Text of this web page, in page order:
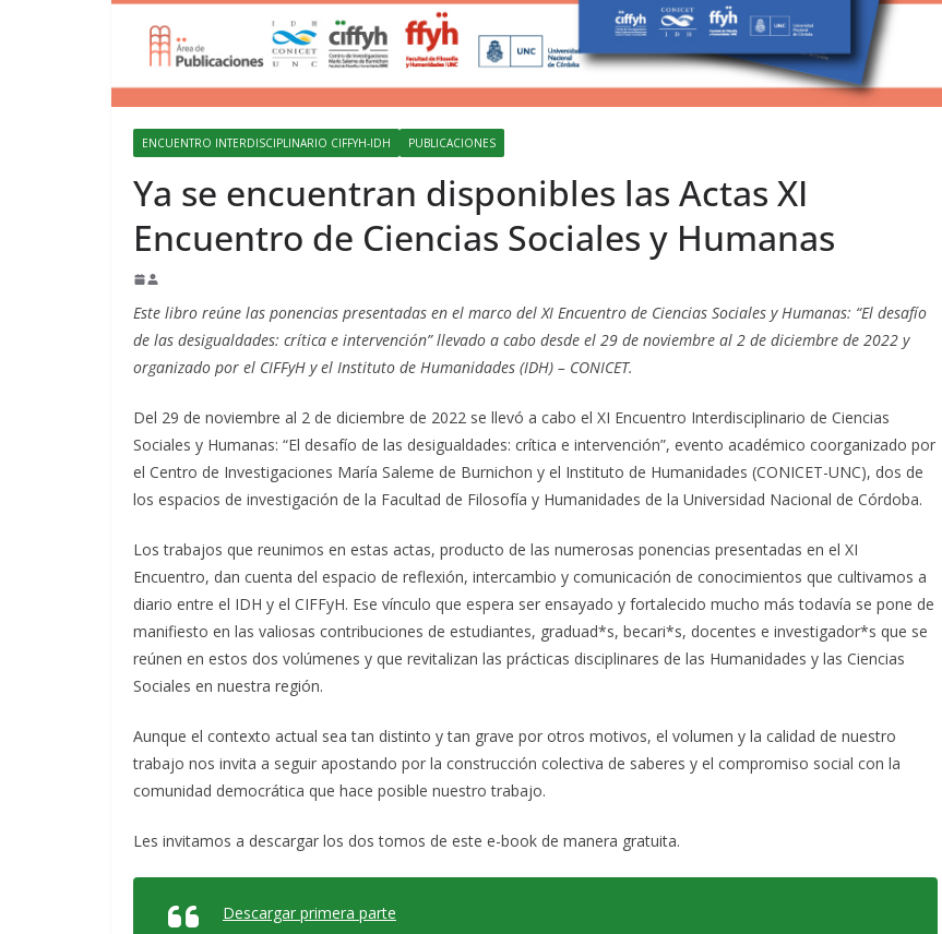
ENCUENTRO INTERDISCIPLINARIO CIFFYH-IDH PUBLICACIONES
Ya se encuentran disponibles las Actas XI
Encuentro de Ciencias Sociales y Humanas
Este libro reúne las ponencias presentadas en el marco del XI Encuentro de Ciencias Sociales y Humanas: “El desafío
de las desigualdades: crítica e intervención” llevado a cabo desde el 29 de noviembre al 2 de diciembre de 2022 y
organizado por el CIFFyH y el Instituto de Humanidades (IDH) – CONICET.
Del 29 de noviembre al 2 de diciembre de 2022 se llevó a cabo el XI Encuentro Interdisciplinario de Ciencias
Sociales y Humanas: “El desafío de las desigualdades: crítica e intervención”, evento académico coorganizado por
el Centro de Investigaciones María Saleme de Burnichon y el Instituto de Humanidades (CONICET-UNC), dos de
los espacios de investigación de la Facultad de Filosofía y Humanidades de la Universidad Nacional de Córdoba.
Los trabajos que reunimos en estas actas, producto de las numerosas ponencias presentadas en el XI
Encuentro, dan cuenta del espacio de reflexión, intercambio y comunicación de conocimientos que cultivamos a
diario entre el IDH y el CIFFyH. Ese vínculo que espera ser ensayado y fortalecido mucho más todavía se pone de
manifiesto en las valiosas contribuciones de estudiantes, graduad*s, becari*s, docentes e investigador*s que se
reúnen en estos dos volúmenes y que revitalizan las prácticas disciplinares de las Humanidades y las Ciencias
Sociales en nuestra región.
Aunque el contexto actual sea tan distinto y tan grave por otros motivos, el volumen y la calidad de nuestro
trabajo nos invita a seguir apostando por la construcción colectiva de saberes y el compromiso social con la
comunidad democrática que hace posible nuestro trabajo.
Les invitamos a descargar los dos tomos de este e-book de manera gratuita.
Descargar primera parte